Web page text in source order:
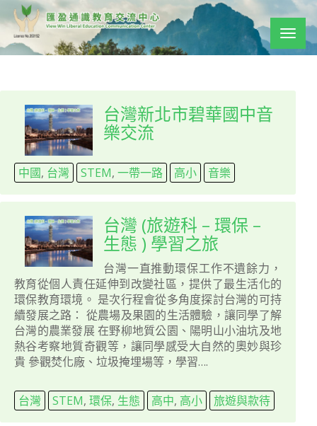
台灣新北市碧華國中音
樂交流
中國, 台灣 STEM, 一帶一路 高小 音樂
台灣 (旅遊科 – 環保 –
生態 ) 學習之旅
台灣一直推動環保工作不遺餘力，
教育從個人責任延伸到改變社區，提供了最生活化的
環保教育環境。 是次行程會從多角度探討台灣的可持
續發展之路： 從農場及果園的生活體驗，讓同學了解
台灣的農業發展 在野柳地質公園、陽明山小油坑及地
熱谷考察地質奇觀等，讓同學感受大自然的奧妙與珍
貴 參觀焚化廠、垃圾掩埋場等，學習….
台灣 STEM, 環保, 生態 高中, 高小 旅遊與款待